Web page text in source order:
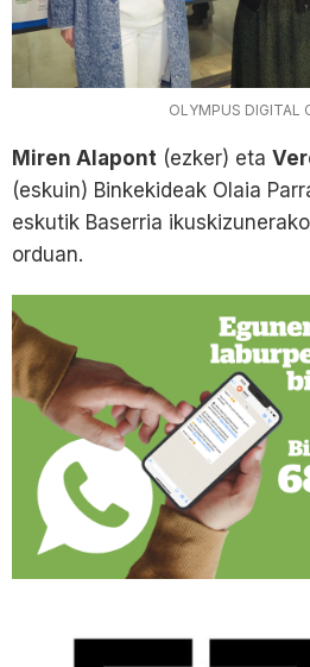
OLYMPUS DIGITAL
Miren Alapont (ezker) eta
(eskuin) Binkekideak Olaia
eskutik Baserria
orduan.